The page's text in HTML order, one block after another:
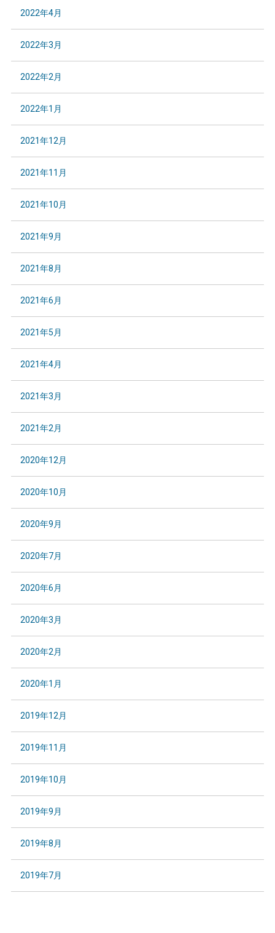
2022年4月
2022年3月
2022年2月
2022年1月
2021年12月
2021年11月
2021年10月
2021年9月
2021年8月
2021年6月
2021年5月
2021年4月
2021年3月
2021年2月
2020年12月
2020年10月
2020年9月
2020年7月
2020年6月
2020年3月
2020年2月
2020年1月
2019年12月
2019年11月
2019年10月
2019年9月
2019年8月
2019年7月